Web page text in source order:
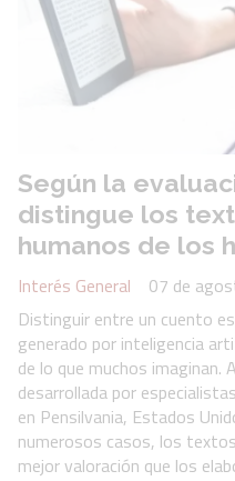
Según la
distingue los
humanos de los
Interés General
07 de
Distinguir entre un cuento
generado por inteligencia
de lo que muchos imaginan.
desarrollada por
en Pensilvania, Estados
numerosos casos, los
mejor valoración que los